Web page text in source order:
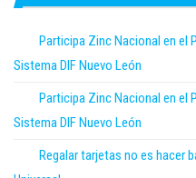
Participa Zinc Nacional en el
Sistema DIF Nuevo León
Participa Zinc Nacional en el
Sistema DIF Nuevo León
Regalar tarjetas no es hacer